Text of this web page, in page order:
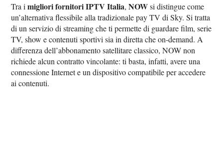
Tra imigliori fornitori IPTV Italia,NOWsi distingue come
un’alternativa flessibile alla tradizionale pay TV di Sky. Si tratta
di un servizio di streaming che ti permette di guardare film, serie
TV, show e contenuti sportivi sia in diretta che on-demand. A
differenza dell’abbonamento satellitare classico, NOW non
richiede alcun contratto vincolante: ti basta, infatti, avere una
connessione Internet e un dispositivo compatibile per accedere
ai contenuti.